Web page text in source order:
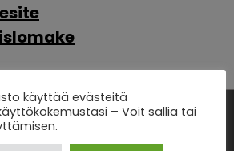
käyttää evästeitä
– Voit sallia tai